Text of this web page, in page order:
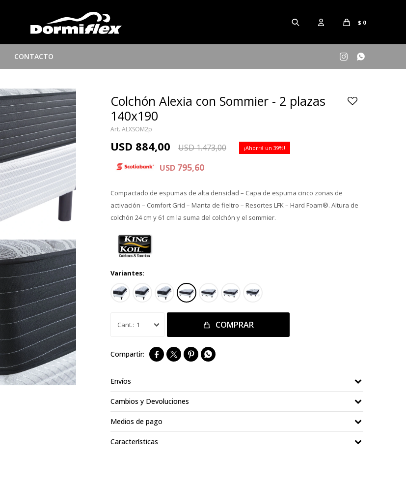
CONTACTO
$ 0
 
Colchón Alexia con Sommier - 2 plazas
140x190
ALXSOM2p
USD 884,00 USD1.473,00 39
USD 795,60
Compactado de espumas de alta densidad – Capa de espuma cinco zonas de
activación – Comfort Grid – Manta de fieltro – Resortes LFK – Hard Foam®. Altura de
colchón 24 cm y 61 cm la suma del colchón y el sommier.
Variantes:
1 COMPRAR
   
Envíos
Cambios y Devoluciones
Medios de pago
Características